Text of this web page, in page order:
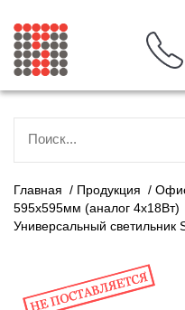
Главная / Продукция /
595х595мм (аналог 4х18Вт)
Универсальный светильник